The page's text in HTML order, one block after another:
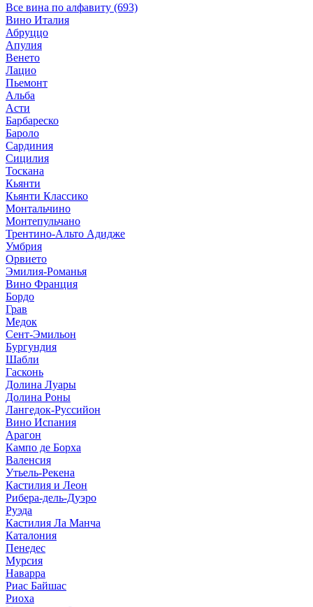
Все вина по алфавиту (693)
Вино Италия
Абруццо
Апулия
Венето
Лацио
Пьемонт
Альба
Асти
Барбареско
Бароло
Сардиния
Сицилия
Тоскана
Кьянти
Кьянти Классико
Монтальчино
Монтепульчано
Трентино-Альто Адидже
Умбрия
Орвието
Эмилия-Романья
Вино Франция
Бордо
Грав
Медок
Сент-Эмильон
Бургундия
Шабли
Гасконь
Долина Луары
Долина Роны
Лангедок-Руссийон
Вино Испания
Арагон
Кампо де Борха
Валенсия
Утьель-Рекена
Кастилия и Леон
Рибера-дель-Дуэро
Руэда
Кастилия Ла Манча
Каталония
Пенедес
Мурсия
Наварра
Риас Байшас
Риоха